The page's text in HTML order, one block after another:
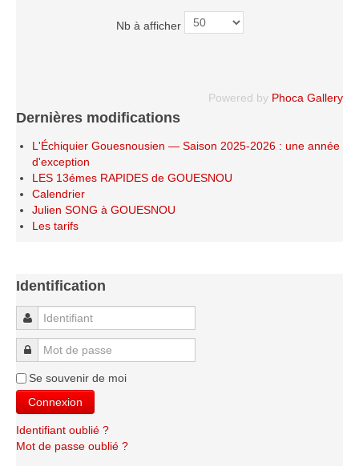
Les tournois internes
Les compétitions
Les équipes Adultes
Les équipes Jeunes
Les scolaires
Les stages
Les galeries
Les infos
Les annonces de tournois
Nb à afficher
Powered by Phoca Gallery
Dernières modifications
L'Échiquier Gouesnousien — Saison 2025-2026 : une année
d'exception
LES 13émes RAPIDES de GOUESNOU
Calendrier
Julien SONG à GOUESNOU
Les tarifs
Identification
Identifiant
Mot de passe
Se souvenir de moi
Connexion
Identifiant oublié ?
Mot de passe oublié ?